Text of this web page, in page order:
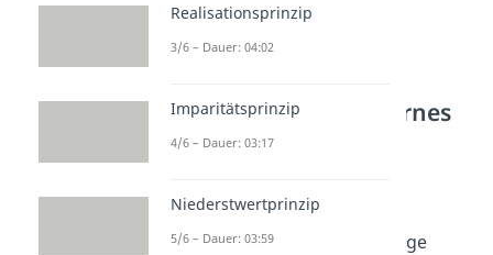
Weitere Inhalte: Externes
Rechnungswesen
Latente Steuern
Privatentnahme & Privateinlage
Realisationsprinzip
3/6 – Dauer: 04:02
Imparitätsprinzip
4/6 – Dauer: 03:17
Niederstwertprinzip
5/6 – Dauer: 03:59